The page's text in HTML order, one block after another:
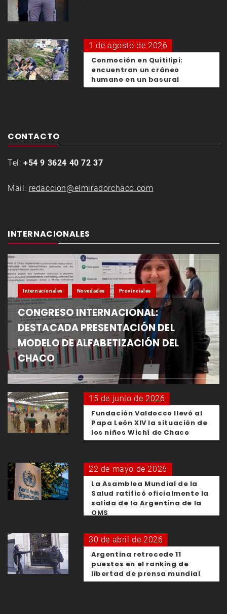
1 de agosto de 2026
Conmoción en Quitilipi:
encuentran un cráneo
humano en un basural
CONTACTO
Tel: +54 9 3624 40 72 37
Mail: redaccion@elmiradorchaco.com
INTERNACIONALES
Internacionales Novedades Provinciales
CONGRESO INTERNACIONAL:
DESTACADA PRESENTACIÓN DEL
MODELO DE ALFABETIZACIÓN DEL
CHACO
15 de junio de 2026
Fundación Valdocco llevó al
Papa León XIV la situación de
los niños Wichí de Chaco
22 de mayo de 2026
La Asamblea Mundial de la
Salud ratificó oficialmente la
salida de la Argentina de la
OMS
30 de abril de 2026
Argentina retrocede 11
puestos en el ranking de
libertad de prensa mundial